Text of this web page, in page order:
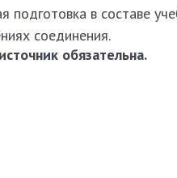
в составе
соединения.
обязательна.